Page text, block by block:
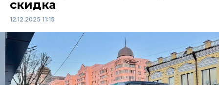
скидка
12.12.2025 11:15